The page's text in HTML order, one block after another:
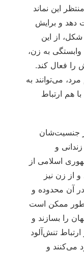
این نماند
دهد و برایش
از این
به زن،
را فعال کند.
می‌توانند به
هم ارتباط
جنسیت‌شان
و
اسلامی از
از زن نیز
آن محدوده و
ممکن است
را بسازند و
تنش‌آلود
می‌کنند و